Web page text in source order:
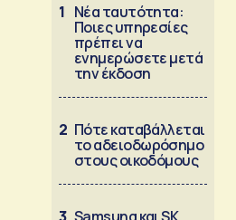
1 Νέα ταυτότητα:
Ποιες υπηρεσίες
πρέπει να
ενημερώσετε μετά
την έκδοση
2 Πότε καταβάλλεται
το αδειοδωρόσημο
στους οικοδόμους